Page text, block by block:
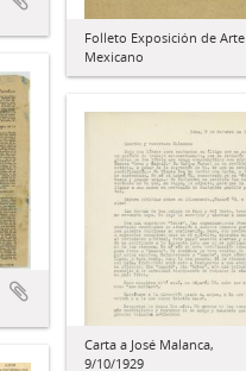
Folleto Exposición de Arte
Mexicano
Carta a José Malanca,
9/10/1929